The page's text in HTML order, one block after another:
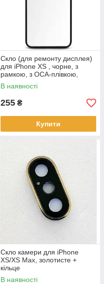
Скло (для ремонту дисплея)
для iPhone XS , чорне, з
рамкою, з OCA-плівкою,
оригінал
В наявності
255 ₴
Купити
Скло камери для iPhone
XS/XS Max, золотисте +
кільце
В наявності